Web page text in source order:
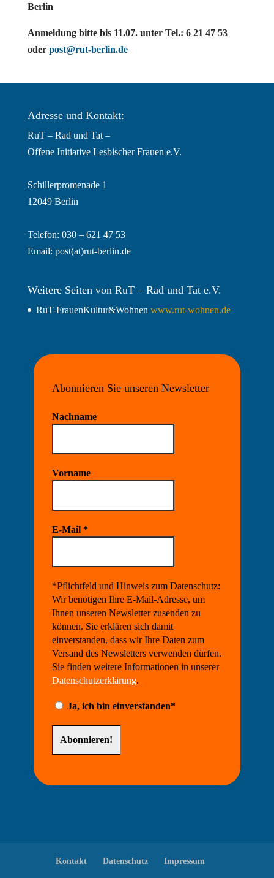
Berlin
Anmeldung bitte bis 11.07. unter Tel.: 6 21 47 53
oder post@rut-berlin.de
Adresse und Kontakt:
RuT – Rad und Tat –
Offene Initiative Lesbischer Frauen e.V.
Schillerpromenade 1
12049 Berlin
Telefon: 030 – 621 47 53
Email: post(at)rut-berlin.de
Weitere Seiten von RuT – Rad und Tat e.V.
RuT-FrauenKultur&Wohnen www.rut-wohnen.de
Abonnieren Sie unseren Newsletter
Nachname
Vorname
E-Mail *
*Pflichtfeld und Hinweis zum Datenschutz:
Wir benötigen Ihre E-Mail-Adresse, um
Ihnen unseren Newsletter zusenden zu
können. Sie erklären sich damit
einverstanden, dass wir Ihre Daten zum
Versand des Newsletters verwenden dürfen.
Sie finden weitere Informationen in unserer
Datenschutzerklärung.
Ja, ich bin einverstanden*
Kontakt Datenschutz Impressum